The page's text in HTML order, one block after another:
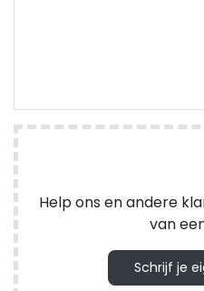
Help ons en andere
van
Schrijf je